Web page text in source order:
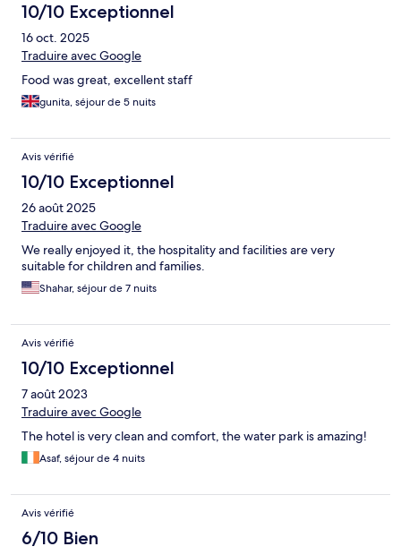
10/10 Exceptionnel
16 oct. 2025
Traduire avec Google
Food was great, excellent staff
gunita, séjour de 5 nuits
Avis vérifié
10/10 Exceptionnel
26 août 2025
Traduire avec Google
We really enjoyed it, the hospitality and facilities are very
suitable for children and families.
Shahar, séjour de 7 nuits
Avis vérifié
10/10 Exceptionnel
7 août 2023
Traduire avec Google
The hotel is very clean and comfort, the water park is amazing!
Asaf, séjour de 4 nuits
Avis vérifié
6/10 Bien